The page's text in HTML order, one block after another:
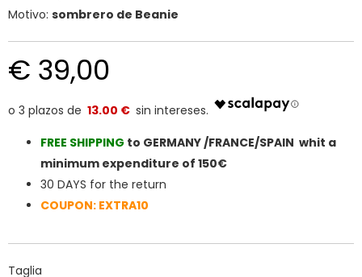
Motivo: sombrero de Beanie
€ 39,00
13.00 €
FREE SHIPPING to GERMANY /FRANCE/SPAIN whit a
minimum expenditure of 150€
30 DAYS for the return
COUPON: EXTRA10
Taglia